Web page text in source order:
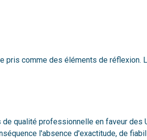
pris comme des éléments de réflexion.
qualité professionnelle en faveur des
l'absence d'exactitude, de